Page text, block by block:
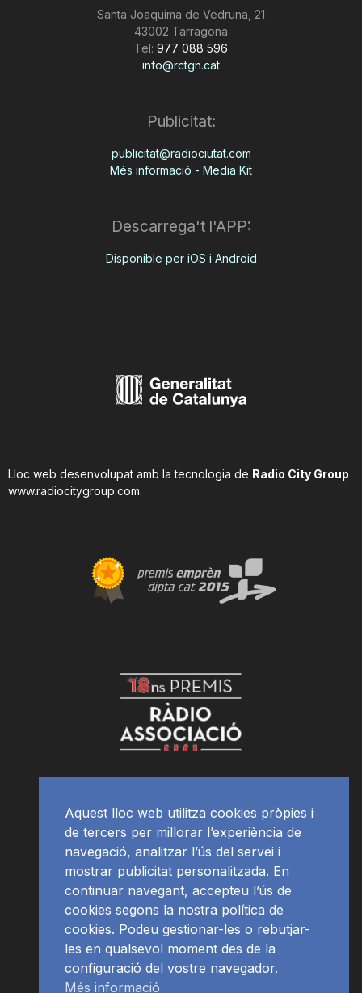
Santa Joaquima de Vedruna, 21
43002 Tarragona
Tel: 977 088 596
info@rctgn.cat
Publicitat:
publicitat@radiociutat.com
Més informació - Media Kit
Descarrega't l'APP:
Disponible per iOS i Android
Lloc web desenvolupat amb la tecnologia de Radio City Group
www.radiocitygroup.com.
Aquest lloc web utilitza cookies pròpies i
de tercers per millorar l’experiència de
navegació, analitzar l’ús del servei i
mostrar publicitat personalitzada. En
continuar navegant, accepteu l’ús de
cookies segons la nostra política de
cookies. Podeu gestionar-les o rebutjar-
les en qualsevol moment des de la
configuració del vostre navegador.
Més informació